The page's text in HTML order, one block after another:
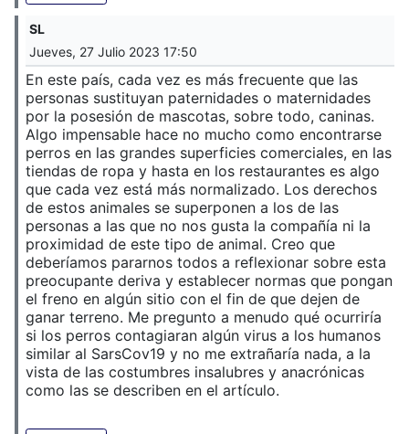
SL
Jueves, 27 Julio 2023 17:50
En este país, cada vez es más frecuente que las
personas sustituyan paternidades o maternidades
por la posesión de mascotas, sobre todo, caninas.
Algo impensable hace no mucho como encontrarse
perros en las grandes superficies comerciales, en las
tiendas de ropa y hasta en los restaurantes es algo
que cada vez está más normalizado. Los derechos
de estos animales se superponen a los de las
personas a las que no nos gusta la compañía ni la
proximidad de este tipo de animal. Creo que
deberíamos pararnos todos a reflexionar sobre esta
preocupante deriva y establecer normas que pongan
el freno en algún sitio con el fin de que dejen de
ganar terreno. Me pregunto a menudo qué ocurriría
si los perros contagiaran algún virus a los humanos
similar al SarsCov19 y no me extrañaría nada, a la
vista de las costumbres insalubres y anacrónicas
como las se describen en el artículo.